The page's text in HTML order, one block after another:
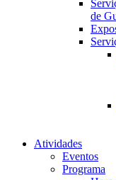
de
Atividades
Eventos
Programa